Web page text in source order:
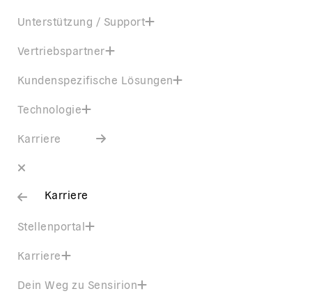
Unterstützung / Support
Vertriebspartner
Kundenspezifische Lösungen
Technologie
Karriere
Karriere
Stellenportal
Karriere
Dein Weg zu Sensirion